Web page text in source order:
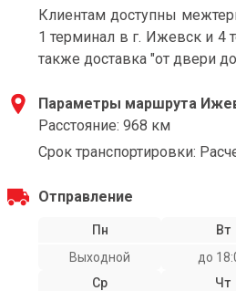
Клиентам доступны
1 терминал в г. Ижевск и 4
также доставка "от двери
Параметры маршрута
Расстояние: 968 км
Срок транспортировки:
Отправление
Пн
Выходной
Вт
до
Ср
Чт